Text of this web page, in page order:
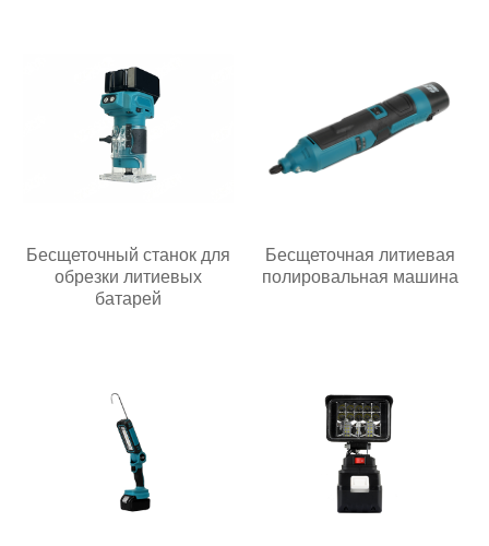
Бесщеточный станок для
обрезки литиевых
батарей
Бесщеточная литиевая
полировальная машина